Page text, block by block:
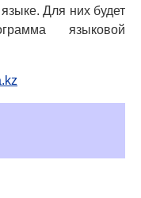
Для них будет
языковой